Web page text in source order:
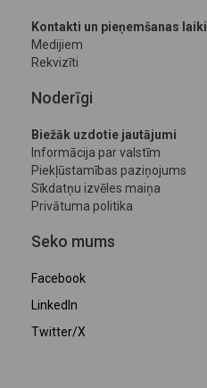
Kontakti un pieņemšanas laiki
Medijiem
Rekvizīti
Noderīgi
Biežāk uzdotie jautājumi
Informācija par valstīm
Piekļūstamības paziņojums
Sīkdatņu izvēles maiņa
Privātuma politika
Seko mums
Facebook
LinkedIn
Twitter/X